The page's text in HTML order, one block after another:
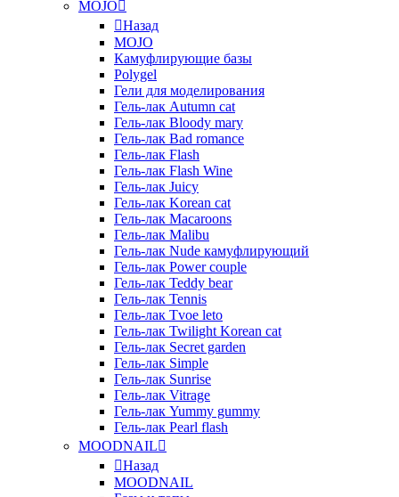
MOJO
Назад
MOJO
Камуфлирующие базы
Polygel
Гели для моделирования
Гель-лак Autumn cat
Гель-лак Bloody mary
Гель-лак Bad romance
Гель-лак Flash
Гель-лак Flash Wine
Гель-лак Juicy
Гель-лак Korean cat
Гель-лак Macaroons
Гель-лак Malibu
Гель-лак Nude камуфлирующий
Гель-лак Power couple
Гель-лак Teddy bear
Гель-лак Tennis
Гель-лак Tvoe leto
Гель-лак Twilight Korean cat
Гель-лак Secret garden
Гель-лак Simple
Гель-лак Sunrise
Гель-лак Vitrage
Гель-лак Yummy gummy
Гель-лак Pearl flash
MOODNAIL
Назад
MOODNAIL